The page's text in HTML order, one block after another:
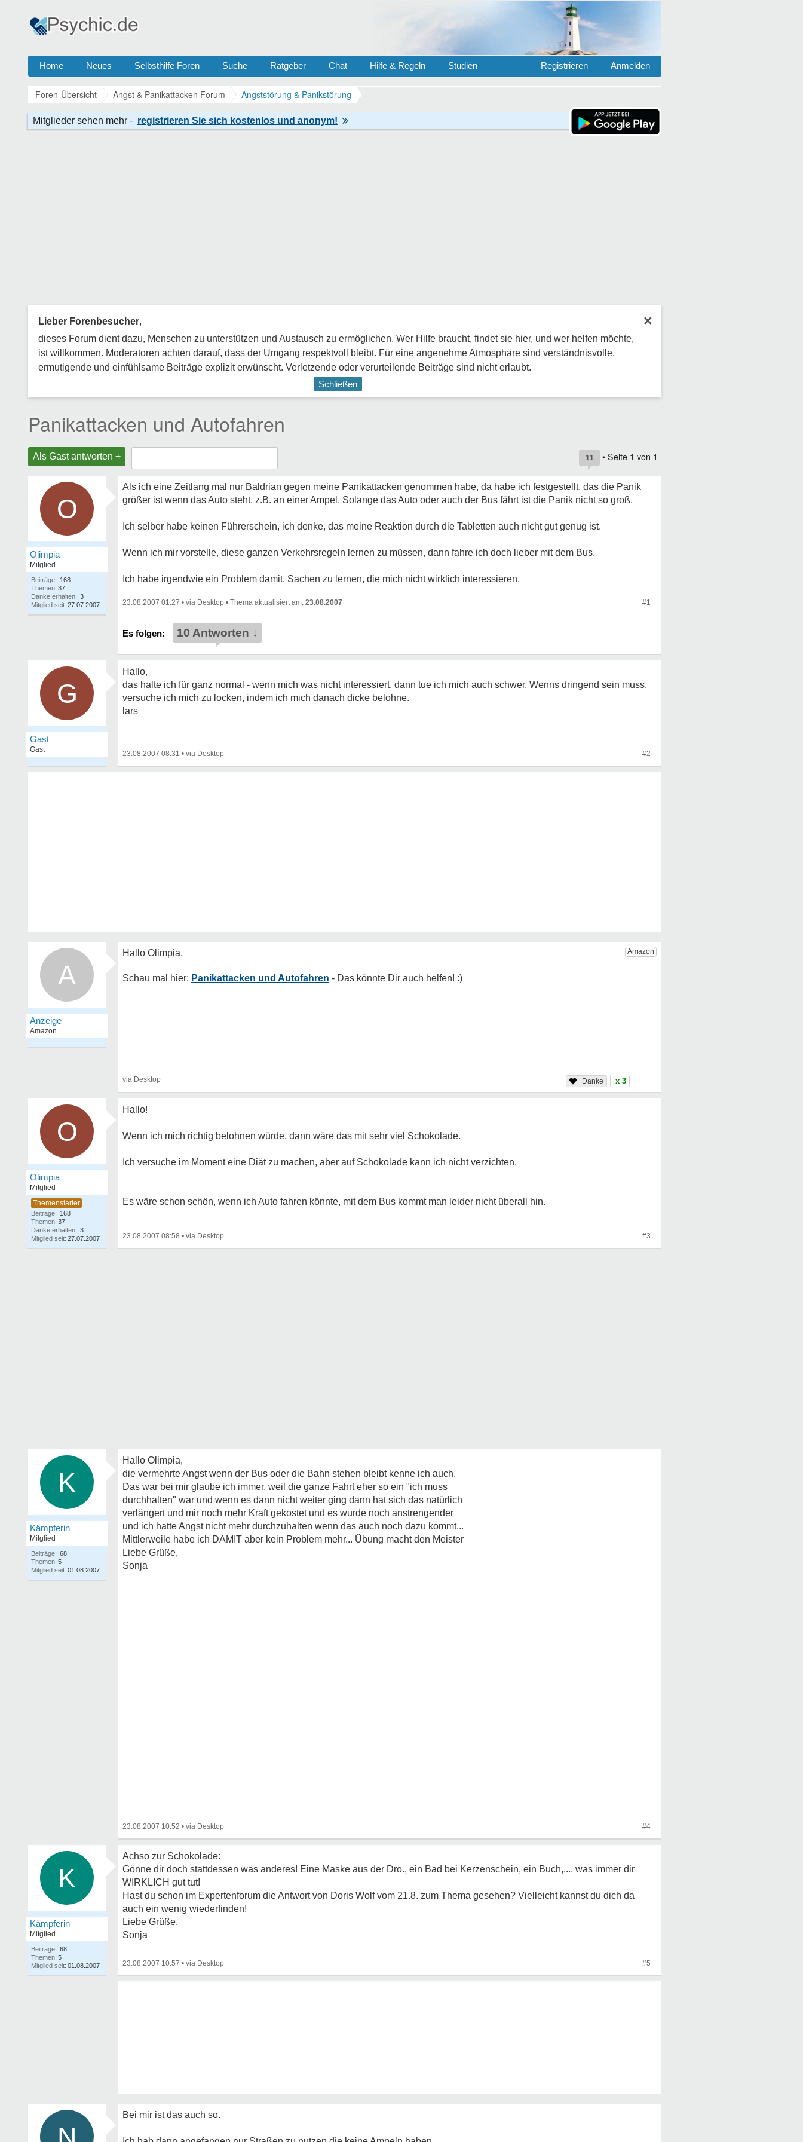
Home Neues Selbsthilfe Foren Suche Ratgeber Chat Hilfe & Regeln Studien Anmelden
Registrieren
Foren-Übersicht Angst & Panikattacken Forum Angststörung & Panikstörung
×
Lieber Forenbesucher,
dieses Forum dient dazu, Menschen zu unterstützen und Austausch zu ermöglichen. Wer Hilfe braucht, findet sie hier, und wer helfen möchte,
ist willkommen. Moderatoren achten darauf, dass der Umgang respektvoll bleibt. Für eine angenehme Atmosphäre sind verständnisvolle,
ermutigende und einfühlsame Beiträge explizit erwünscht. Verletzende oder verurteilende Beiträge sind nicht erlaubt.
Schließen
Panikattacken und Autofahren
Als Gast antworten + 11 • Seite 1 von 1
O
Olimpia
Mitglied
Beiträge: 168
Themen: 37
Danke erhalten: 3
Mitglied seit: 27.07.2007
Als ich eine Zeitlang mal nur Baldrian gegen meine Panikattacken genommen habe, da habe ich festgestellt, das die Panik
größer ist wenn das Auto steht, z.B. an einer Ampel. Solange das Auto oder auch der Bus fährt ist die Panik nicht so groß.
Ich selber habe keinen Führerschein, ich denke, das meine Reaktion durch die Tabletten auch nicht gut genug ist.
Wenn ich mir vorstelle, diese ganzen Verkehrsregeln lernen zu müssen, dann fahre ich doch lieber mit dem Bus.
Ich habe irgendwie ein Problem damit, Sachen zu lernen, die mich nicht wirklich interessieren.
23.08.2007 01:27 • • 23.08.2007 #1
10 Antworten ↓
G
Gast
Gast
Hallo,
das halte ich für ganz normal - wenn mich was nicht interessiert, dann tue ich mich auch schwer. Wenns dringend sein muss,
versuche ich mich zu locken, indem ich mich danach dicke belohne.
lars
23.08.2007 08:31 • #2
A Panikattacken und Autofahren
x 3
O
Olimpia
Mitglied
Beiträge: 168
Themen: 37
Danke erhalten: 3
Mitglied seit: 27.07.2007
Hallo!
Wenn ich mich richtig belohnen würde, dann wäre das mit sehr viel Schokolade.
Ich versuche im Moment eine Diät zu machen, aber auf Schokolade kann ich nicht verzichten.
Es wäre schon schön, wenn ich Auto fahren könnte, mit dem Bus kommt man leider nicht überall hin.
23.08.2007 08:58 • #3
K
Kämpferin
Mitglied
Beiträge: 68
Themen: 5
Mitglied seit: 01.08.2007
Hallo Olimpia,
die vermehrte Angst wenn der Bus oder die Bahn stehen bleibt kenne ich auch.
Das war bei mir glaube ich immer, weil die ganze Fahrt eher so ein "ich muss
durchhalten" war und wenn es dann nicht weiter ging dann hat sich das natürlich
verlängert und mir noch mehr Kraft gekostet und es wurde noch anstrengender
und ich hatte Angst nicht mehr durchzuhalten wenn das auch noch dazu kommt...
Mittlerweile habe ich DAMIT aber kein Problem mehr... Übung macht den Meister
Liebe Grüße,
Sonja
23.08.2007 10:52 • #4
K
Kämpferin
Mitglied
Beiträge: 68
Themen: 5
Mitglied seit: 01.08.2007
Achso zur Schokolade:
Gönne dir doch stattdessen was anderes! Eine Maske aus der Dro., ein Bad bei Kerzenschein, ein Buch,.... was immer dir
WIRKLICH gut tut!
Hast du schon im Expertenforum die Antwort von Doris Wolf vom 21.8. zum Thema gesehen? Vielleicht kannst du dich da
auch ein wenig wiederfinden!
Liebe Grüße,
Sonja
23.08.2007 10:57 • #5
Bei mir ist das auch so.